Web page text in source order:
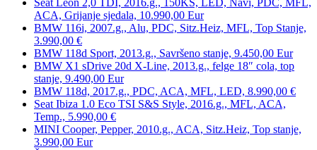
Seat Leon 2,0 TDI, 2016.g., 150KS, LED, Navi, PDC, MFL,
ACA, Grijanje sjedala, 10.990,00 Eur
BMW 116i, 2007.g., Alu, PDC, Sitz.Heiz, MFL, Top Stanje,
3.990,00 €
BMW 118d Sport, 2013.g., Savršeno stanje, 9.450,00 Eur
BMW X1 sDrive 20d X-Line, 2013.g., felge 18″ cola, top
stanje, 9.490,00 Eur
BMW 118d, 2017.g., PDC, ACA, MFL, LED, 8.990,00 €
Seat Ibiza 1.0 Eco TSI S&S Style, 2016.g., MFL, ACA,
Temp., 5.990,00 €
MINI Cooper, Pepper, 2010.g., ACA, Sitz.Heiz, Top stanje,
3.990,00 Eur